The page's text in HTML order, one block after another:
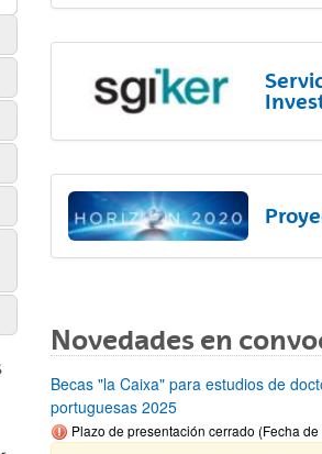
Novedades en
Becas "la Caixa" para estudios de
portuguesas 2025
Plazo de presentación cerrado (Fecha